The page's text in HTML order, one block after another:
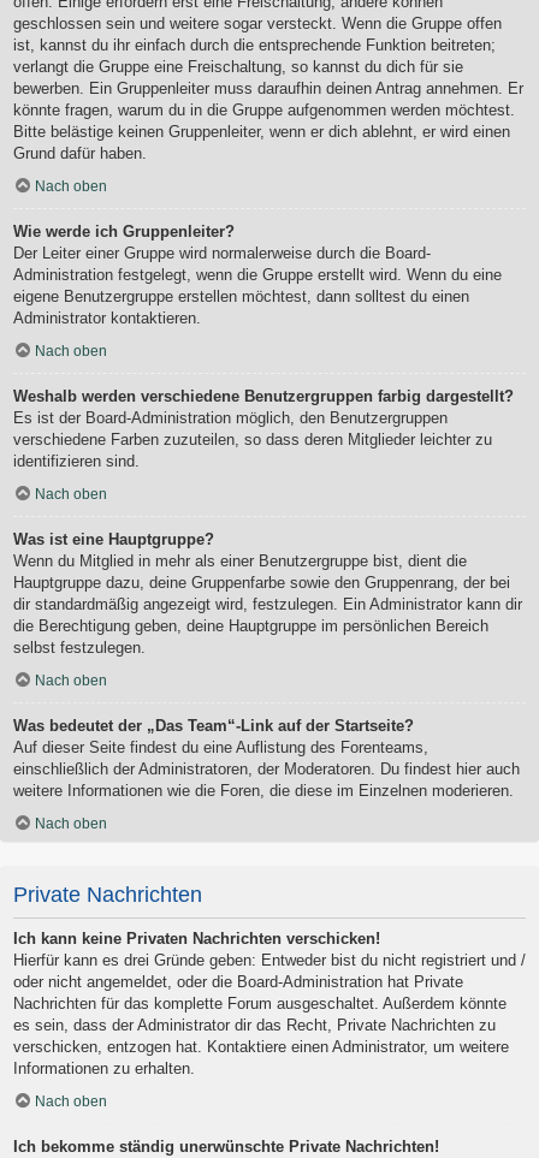
geschlossen sein und weitere sogar versteckt. Wenn die Gruppe offen
ist, kannst du ihr einfach durch die entsprechende Funktion beitreten;
verlangt die Gruppe eine Freischaltung, so kannst du dich für sie
bewerben. Ein Gruppenleiter muss daraufhin deinen Antrag annehmen. Er
könnte fragen, warum du in die Gruppe aufgenommen werden möchtest.
Bitte belästige keinen Gruppenleiter, wenn er dich ablehnt, er wird einen
Grund dafür haben.
Nach oben
Wie werde ich Gruppenleiter?
Der Leiter einer Gruppe wird normalerweise durch die Board-
Administration festgelegt, wenn die Gruppe erstellt wird. Wenn du eine
eigene Benutzergruppe erstellen möchtest, dann solltest du einen
Administrator kontaktieren.
Nach oben
Weshalb werden verschiedene Benutzergruppen farbig dargestellt?
Es ist der Board-Administration möglich, den Benutzergruppen
verschiedene Farben zuzuteilen, so dass deren Mitglieder leichter zu
identifizieren sind.
Nach oben
Was ist eine Hauptgruppe?
Wenn du Mitglied in mehr als einer Benutzergruppe bist, dient die
Hauptgruppe dazu, deine Gruppenfarbe sowie den Gruppenrang, der bei
dir standardmäßig angezeigt wird, festzulegen. Ein Administrator kann dir
die Berechtigung geben, deine Hauptgruppe im persönlichen Bereich
selbst festzulegen.
Nach oben
Was bedeutet der „Das Team“-Link auf der Startseite?
Auf dieser Seite findest du eine Auflistung des Forenteams,
einschließlich der Administratoren, der Moderatoren. Du findest hier auch
weitere Informationen wie die Foren, die diese im Einzelnen moderieren.
Nach oben
Private Nachrichten
Ich kann keine Privaten Nachrichten verschicken!
Hierfür kann es drei Gründe geben: Entweder bist du nicht registriert und /
oder nicht angemeldet, oder die Board-Administration hat Private
Nachrichten für das komplette Forum ausgeschaltet. Außerdem könnte
es sein, dass der Administrator dir das Recht, Private Nachrichten zu
verschicken, entzogen hat. Kontaktiere einen Administrator, um weitere
Informationen zu erhalten.
Nach oben
Ich bekomme ständig unerwünschte Private Nachrichten!